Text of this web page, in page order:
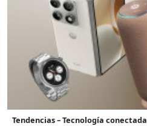
Tendencias – Tecnología conectada